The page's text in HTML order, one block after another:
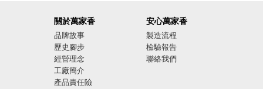
關於萬家香
品牌故事
歷史腳步
經營理念
工廠簡介
產品責任險
安心萬家香
製造流程
檢驗報告
聯絡我們